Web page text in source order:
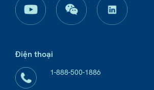
Điện thoại
1-888-500-1886